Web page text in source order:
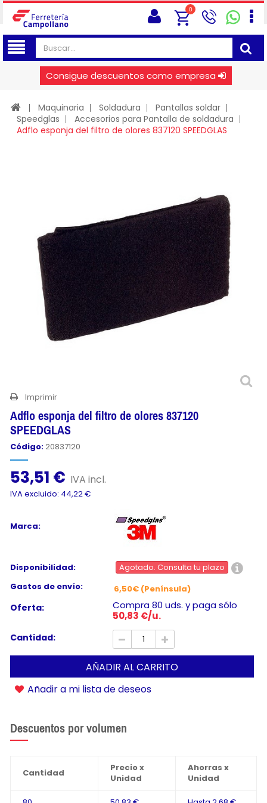
0
Consigue descuentos como empresa
Maquinaria Soldadura
Pantallas soldar
Speedglas
Accesorios para Pantalla de soldadura
Adflo esponja del filtro de olores 837120 SPEEDGLAS
Imprimir
Adflo esponja del filtro de olores 837120
SPEEDGLAS
Código:20837120
53,51 € IVA incl.
IVA excluido: 44,22 €
Marca:
Disponibilidad:
Agotado. Consulta tu plazo
Gastos de envío:
6,50€ (Península)
Oferta:
Compra 80 uds. y paga sólo
50,83 €/u.
Cantidad:
AÑADIR AL CARRITO
Añadir a mi lista de deseos
Descuentos por volumen
Cantidad
Precio x
Unidad
Ahorras x
Unidad